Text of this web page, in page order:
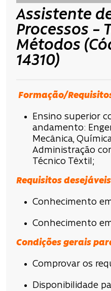
Assistente
Processos –
Métodos
14310)
Formação/
Ensino superior
andamento:
Mecânica,
Administração
Técnico Têxtil;
Requisitos
Conhecimento
Conhecimento
Condições gerais
Comprovar os
Disponibilidade